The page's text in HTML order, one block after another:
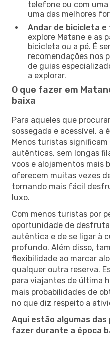
telefone ou com
uma das melhores
Andar de bicicleta
explore Matane e as
bicicleta ou a pé. É
recomendações nos
de guias
a explorar.
O que fazer em
baixa
Para aqueles que
sossegada e acessível, a
Menos turistas
autênticas, sem longas
voos e alojamentos mais
oferecem muitas vezes
tornando mais fácil
luxo.
Com menos turistas por
oportunidade de
autêntica e de se ligar à
profundo. Além disso,
flexibilidade ao marcar
qualquer outra reserva.
para viajantes de última
mais probabilidades de
no que diz respeito a
Aqui estão algumas
fazer durante a época